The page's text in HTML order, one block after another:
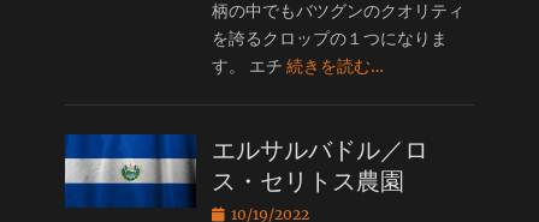
柄の中でもバツグンのクオリティ
を誇るクロップの１つになりま
す。 エチ続きを読む…
エルサルバドル／ロ
ス・セリトス農園
投 10/19/2022